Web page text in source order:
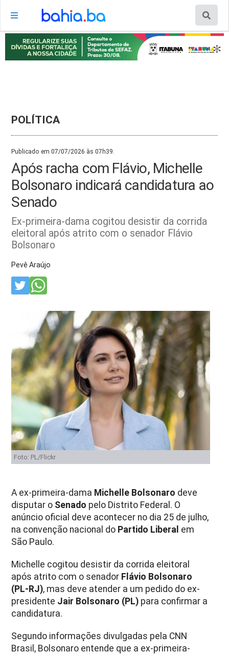
POLÍTICA
Publicado em 07/07/2026 às 07h39.
Após racha com Flávio, Michelle
Bolsonaro indicará candidatura ao
Senado
Ex-primeira-dama cogitou desistir da corrida
eleitoral após atrito com o senador Flávio
Bolsonaro
Pevê Araújo
Foto: PL/Flickr
A ex-primeira-dama Michelle Bolsonaro deve
disputar o Senado pelo Distrito Federal. O
anúncio oficial deve acontecer no dia 25 de julho,
na convenção nacional do Partido Liberal em
São Paulo.
Michelle cogitou desistir da corrida eleitoral
após atrito com o senador Flávio Bolsonaro
(PL-RJ), mas deve atender a um pedido do ex-
presidente Jair Bolsonaro (PL) para confirmar a
candidatura.
Segundo informações divulgadas pela CNN
Brasil, Bolsonaro entende que a ex-primeira-